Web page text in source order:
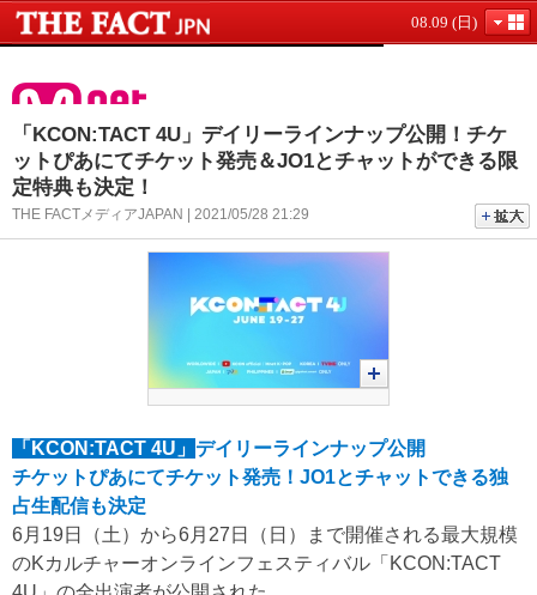
08.09 (日)
「KCON:TACT 4U」デイリーラインナップ公開！チケ
ットぴあにてチケット発売＆JO1とチャットができる限
定特典も決定！
THE FACTメディアJAPAN | 2021/05/28 21:29
「KCON:TACT 4U」 デイリーラインナップ公開
チケットぴあにてチケット発売！JO1とチャットできる独
占生配信も決定
6月19日（土）から6月27日（日）まで開催される最大規模
のKカルチャーオンラインフェスティバル「KCON:TACT